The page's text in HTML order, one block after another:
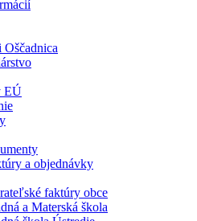
EÚ
a objednávky
faktúry obce
a Materská škola